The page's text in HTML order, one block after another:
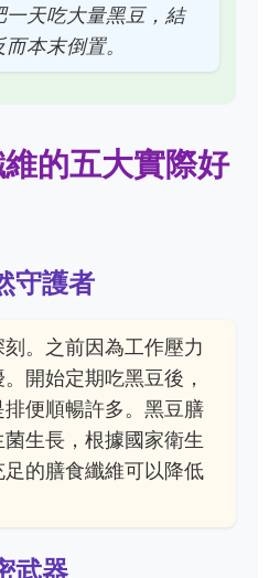
天吃大量黑豆，結
本末倒置。
的五大實際好
守護者
。之前因為工作壓力
開始定期吃黑豆後，
便順暢許多。黑豆膳
生長，根據國家衛生
的膳食纖維可以降低
武器